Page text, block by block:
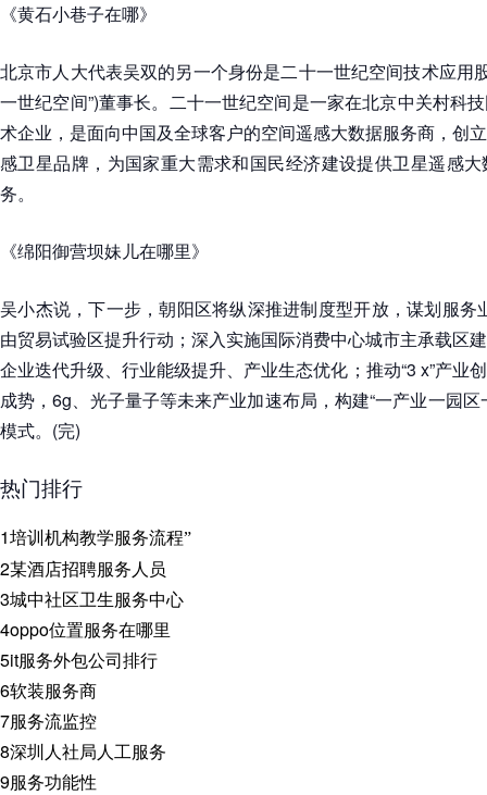
《黄石小巷子在哪》
北京市人大代表吴双的另一个身份是二十一世纪空间技术应用
一世纪空间”)董事长。二十一世纪空间是一家在北京中关村科
术企业，是面向中国及全球客户的空间遥感大数据服务商，创
感卫星品牌，为国家重大需求和国民经济建设提供卫星遥感
务。
《绵阳御营坝妹儿在哪里》
吴小杰说，下一步，朝阳区将纵深推进制度型开放，谋划服务
由贸易试验区提升行动；深入实施国际消费中心城市主承载区
企业迭代升级、行业能级提升、产业生态优化；推动“3 x”产业
成势，6g、光子量子等未来产业加速布局，构建“一产业一园
模式。(完)
热门排行
1培训机构教学服务流程”
2某酒店招聘服务人员
3城中社区卫生服务中心
4oppo位置服务在哪里
5it服务外包公司排行
6软装服务商
7服务流监控
8深圳人社局人工服务
9服务功能性